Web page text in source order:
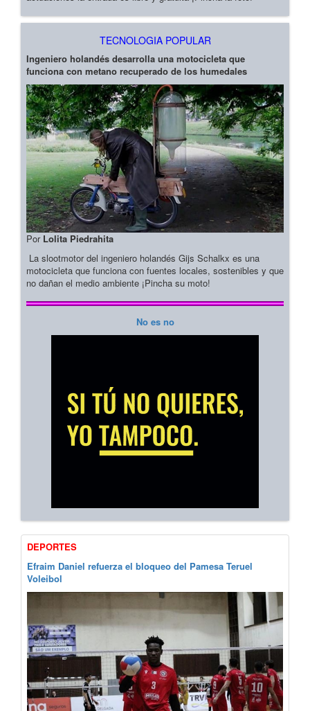
TECNOLOGIA POPULAR
Ingeniero holandés desarrolla una motocicleta que
funciona con metano recuperado de los humedales
Por Lolita Piedrahita
La slootmotor del ingeniero holandés Gijs Schalkx es una
motocicleta que funciona con fuentes locales, sostenibles y que
no dañan el medio ambiente ¡Pincha su moto!
No es no
DEPORTES
Efraim Daniel refuerza el bloqueo del Pamesa Teruel
Voleibol